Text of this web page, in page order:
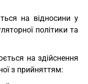
на відносини у
політики та
на здійснення
з прийняттям: